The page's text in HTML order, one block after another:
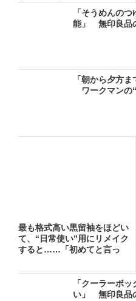
「そうめんの
能」 無印良品
「朝から夕方
ワークマンの
最も格式高い黒留袖をほどい
て、“日常使い”用にリメイク
すると……「初めてと言っ
「クーラーボ
い」 無印良品